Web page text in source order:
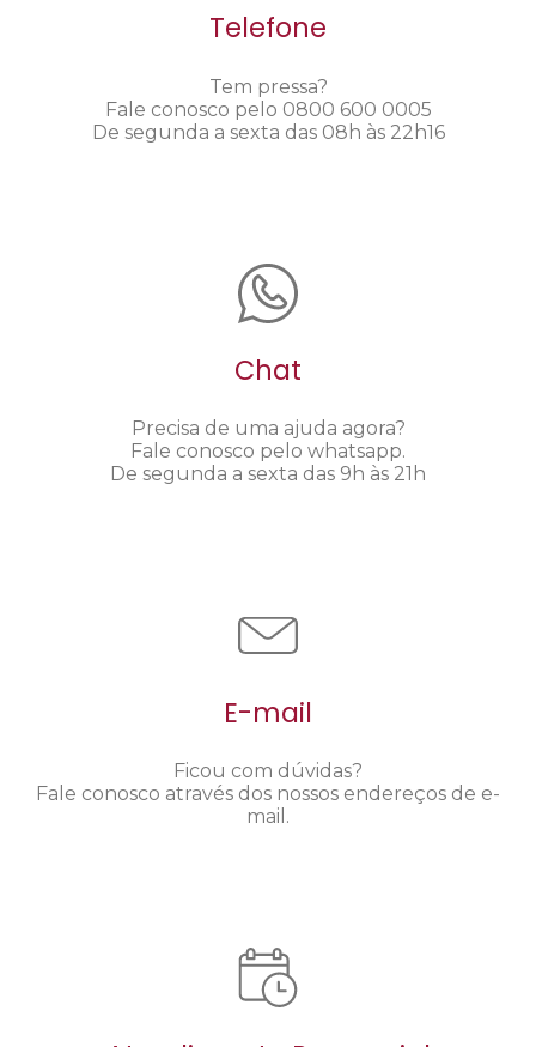
Telefone
Tem pressa?
Fale conosco pelo 0800 600 0005
De segunda a sexta das 08h às 22h16
Chat
Precisa de uma ajuda agora?
Fale conosco pelo whatsapp.
De segunda a sexta das 9h às 21h
E-mail
Ficou com dúvidas?
Fale conosco através dos nossos endereços de e-
mail.